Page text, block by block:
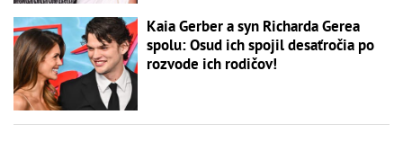
Kaia Gerber a syn Richarda Gerea
spolu: Osud ich spojil desaťročia po
rozvode ich rodičov!